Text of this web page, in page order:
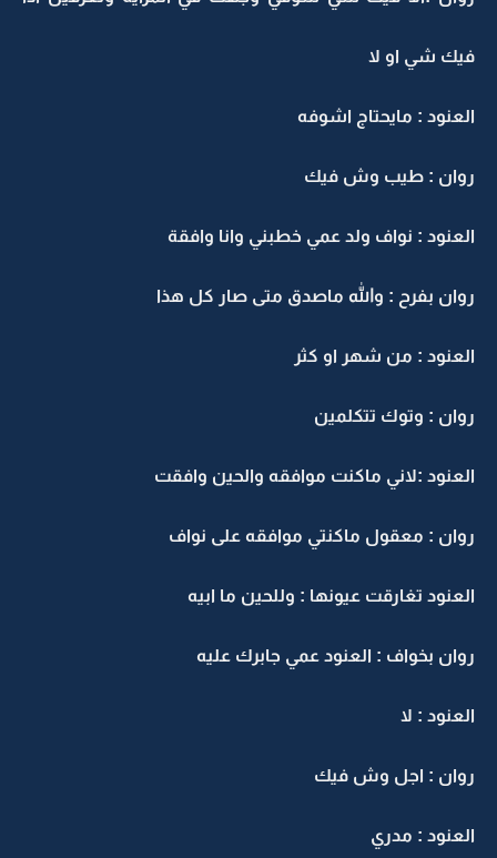
فيك شي او لا
العنود : مايحتاج اشوفه
روان : طيب وش فيك
العنود : نواف ولد عمي خطبني وانا وافقة
روان بفرح : والله ماصدق متى صار كل هذا
العنود : من شهر او كثر
روان : وتوك تتكلمين
العنود :لاني ماكنت موافقه والحين وافقت
روان : معقول ماكنتي موافقه على نواف
العنود تغارقت عيونها : وللحين ما ابيه
روان بخواف : العنود عمي جابرك عليه
العنود : لا
روان : اجل وش فيك
العنود : مدري